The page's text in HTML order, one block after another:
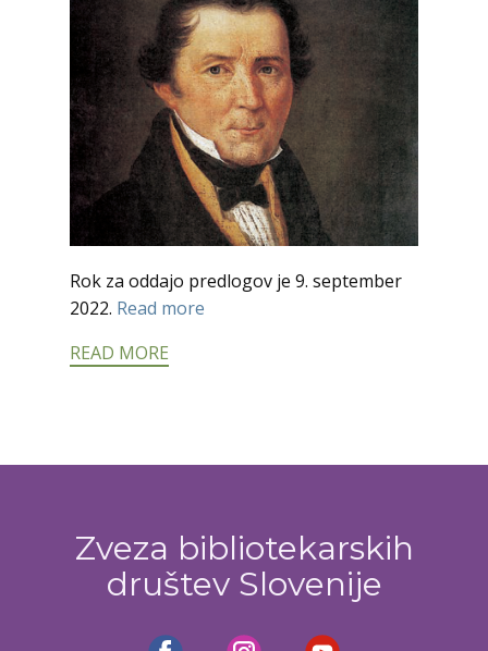
Rok za oddajo predlogov je 9. september
2022. Read more
READ MORE
Zveza bibliotekarskih
društev Slovenije